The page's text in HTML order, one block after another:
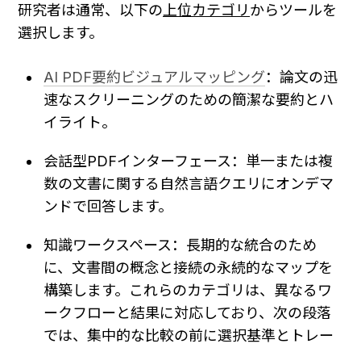
研究者は通常、以下の 上位カテゴリ からツールを
選択します。
AI PDF要約ビジュアルマッピング：論文の迅
速なスクリーニングのための簡潔な要約とハ
イライト。
会話型PDFインターフェース：単一または複
数の文書に関する自然言語クエリにオンデマ
ンドで回答します。
知識ワークスペース：長期的な統合のため
に、文書間の概念と接続の永続的なマップを
構築します。これらのカテゴリは、異なるワ
ークフローと結果に対応しており、次の段落
では、集中的な比較の前に選択基準とトレー